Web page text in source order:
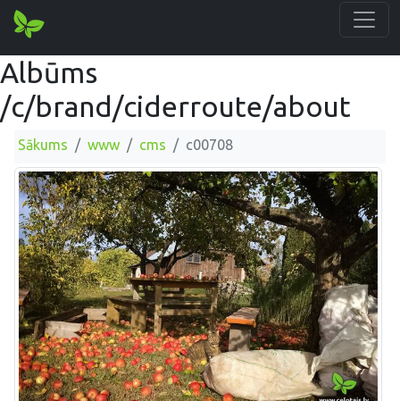
Albūms
/c/brand/ciderroute/about
Sākums www cms c00708